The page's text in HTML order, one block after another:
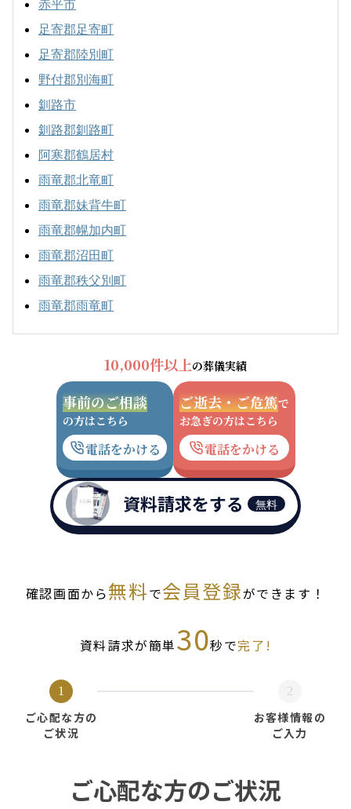
赤平市
足寄郡足寄町
足寄郡陸別町
野付郡別海町
釧路市
釧路郡釧路町
阿寒郡鶴居村
雨竜郡北竜町
雨竜郡妹背牛町
雨竜郡幌加内町
雨竜郡沼田町
雨竜郡秩父別町
雨竜郡雨竜町
10,000件以上の葬儀実績
事前のご相談
の方はこちら
電話をかける
ご逝去・ご危篤で
お急ぎの方はこちら
電話をかける
資料請求をする 無料
確認画面から無料で会員登録ができます！
資料請求が簡単30秒で完了!
1
ご心配な方の
ご状況
2
お客様情報の
ご入力
ご心配な方のご状況